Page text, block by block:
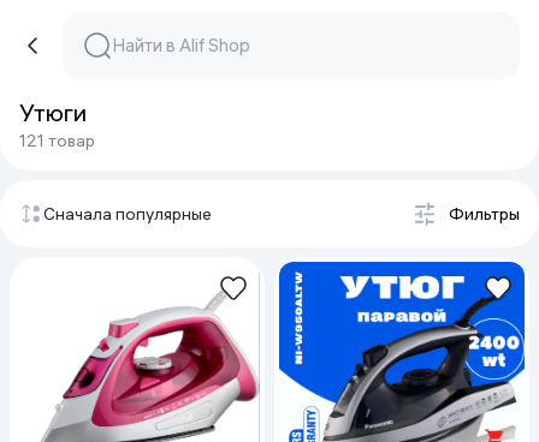
Утюги
121 товар
Сначала популярные Фильтры